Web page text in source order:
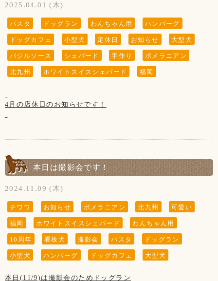
着用していただけない場合は
今後、当店のご利用をお断させていただく
場合がございますのでご了承下さいませ。
※“ふれあい”の営業は行っておりません。
触らせてあげられない場合がございます。
以上をご理解いただきますよう
お願いいたします。
2025.04.01 (木)
パスタ ドッグラン わんちゃん用 ハンバーグ
ドッグカフェ 小型犬 定休日 お知らせ 大型犬
バジルソース シェパード 手作り ポメラニアン
北九州 ホワイトスイスシェパード 福岡
4月の店休日のお知らせです！
本日は撮影会です！
2024.11.09 (木)
チワワ お知らせ ポメラニアン 北九州 可愛い
福岡 ホワイトスイスシェパード わんちゃん用
10周年 看板犬 撮影会 パスタ ドッグラン
小型犬 ハンバーグ ドッグカフェ 大型犬
本日(11/9)は撮影会のためドッグラン